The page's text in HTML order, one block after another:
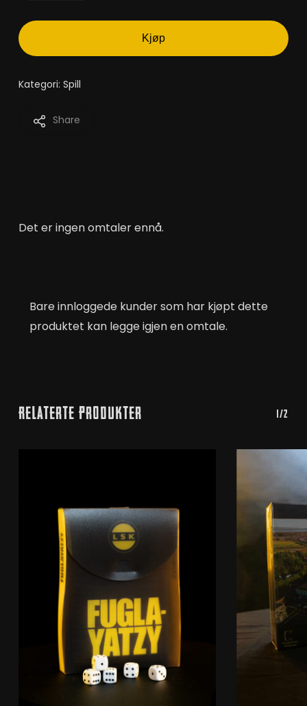
Kjøp
Kategori: Spill
Share
Det er ingen omtaler ennå.
Bare innloggede kunder som har kjøpt dette
produktet kan legge igjen en omtale.
Relaterte Produkter 1/2